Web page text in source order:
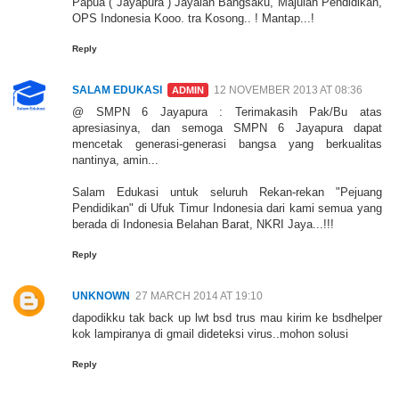
OPS Indonesia Kooo. tra Kosong.. ! Mantap...!
Reply
SALAM EDUKASI 12 NOVEMBER 2013 AT 08:36
@ SMPN 6 Jayapura : Terimakasih Pak/Bu atas
apresiasinya, dan semoga SMPN 6 Jayapura dapat
mencetak generasi-generasi bangsa yang berkualitas
nantinya, amin...
Salam Edukasi untuk seluruh Rekan-rekan "Pejuang
Pendidikan" di Ufuk Timur Indonesia dari kami semua yang
berada di Indonesia Belahan Barat, NKRI Jaya...!!!
Reply
UNKNOWN 27 MARCH 2014 AT 19:10
dapodikku tak back up lwt bsd trus mau kirim ke bsdhelper
kok lampiranya di gmail dideteksi virus..mohon solusi
Reply